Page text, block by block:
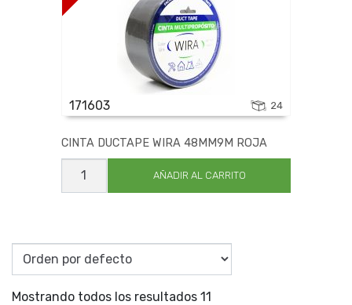
171603 24
CINTA DUCTAPE WIRA 48MM9M ROJA
CINTA
DUCTAPE
WIRA
AÑADIR AL CARRITO
Mostrando todos los resultados 11